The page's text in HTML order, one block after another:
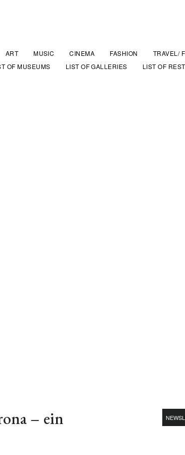
ART MUSIC CINEMA FASHION TRAVEL/
OF MUSEUMS LIST OF GALLERIES LIST OF
– ein